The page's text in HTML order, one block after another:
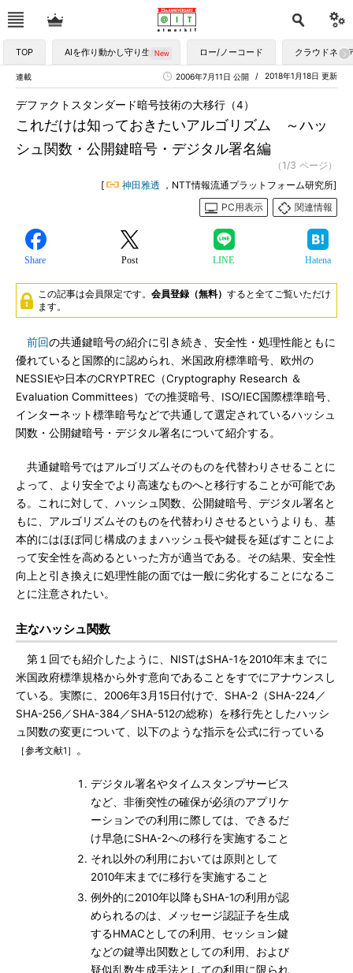
TOP AIを作り動かし守り生かす ロー/ノーコード クラウドネイ
連載 2018年1月18日 更新
2006年7月11日 公開
これだけは知っておきたいアルゴリズム ～ハッ
シュ関数・公開鍵暗号・デジタル署名編
デファクトスタンダード暗号技術の大移行（4）
（1/3 ページ）
[
神田雅透 ，NTT情報流通プラットフォーム研究所]
PC用表示
関連情報
Share Post LINE Hatena
この記事は会員限定です。 会員登録（無料） すると全てご覧いただけ
ます。
前回の共通鍵暗号の紹介に引き続き、安全性・処理性能ともに
優れていると国際的に認められ、米国政府標準暗号、欧州の
NESSIEや日本のCRYPTREC（Cryptography Research ＆
Evaluation Committees）での推奨暗号、ISO/IEC国際標準暗号、
インターネット標準暗号などで共通して選定されているハッシュ
関数・公開鍵暗号・デジタル署名について紹介する。
共通鍵暗号ではアルゴリズムそのものを代替わりさせることに
よって、より安全でより高速なものへと移行することが可能であ
る。これに対して、ハッシュ関数、公開鍵暗号、デジタル署名と
もに、アルゴリズムそのものを代替わりさせるというよりも、基
本的にはほぼ同じ構成のままハッシュ長や鍵長を延ばすことによ
って安全性を高めるといった方が適当である。その結果、安全性
向上と引き換えに処理性能の面では一般に劣化することになるこ
とに注意されたい。
主なハッシュ関数
第１回でも紹介したように、NISTはSHA-1を2010年末までに
米国政府標準規格から外す意向であることをすでにアナウンスし
ている。実際に、2006年3月15日付けで、SHA-2（SHA-224／
SHA-256／SHA-384／SHA-512の総称）を移行先としたハッシ
ュ関数の変更について、以下のような指示を公式に行っている
［参考文献1］ 。
デジタル署名やタイムスタンプサービス
など、非衝突性の確保が必須のアプリケ
ーションでの利用に際しては、できるだ
け早急にSHA-2への移行を実施すること
それ以外の利用においては原則として
2010年末までに移行を実施すること
例外的に2010年以降もSHA-1の利用が認
められるのは、メッセージ認証子を生成
するHMACとしての利用、セッション鍵
などの鍵導出関数としての利用、および
疑似乱数生成手法としての利用に限られ